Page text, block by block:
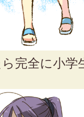
完全に小学